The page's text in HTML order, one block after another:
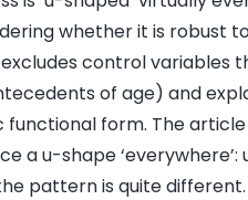
whether it is robust
control
of age) and
functional form. The
a u-shape
pattern is quite different.